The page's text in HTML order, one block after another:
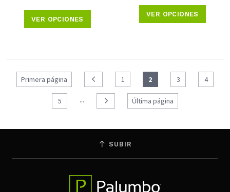
VER OPCIONES
VER OPCIONES
Primera página 1 2 3 4
5 ... Última página
SUBIR